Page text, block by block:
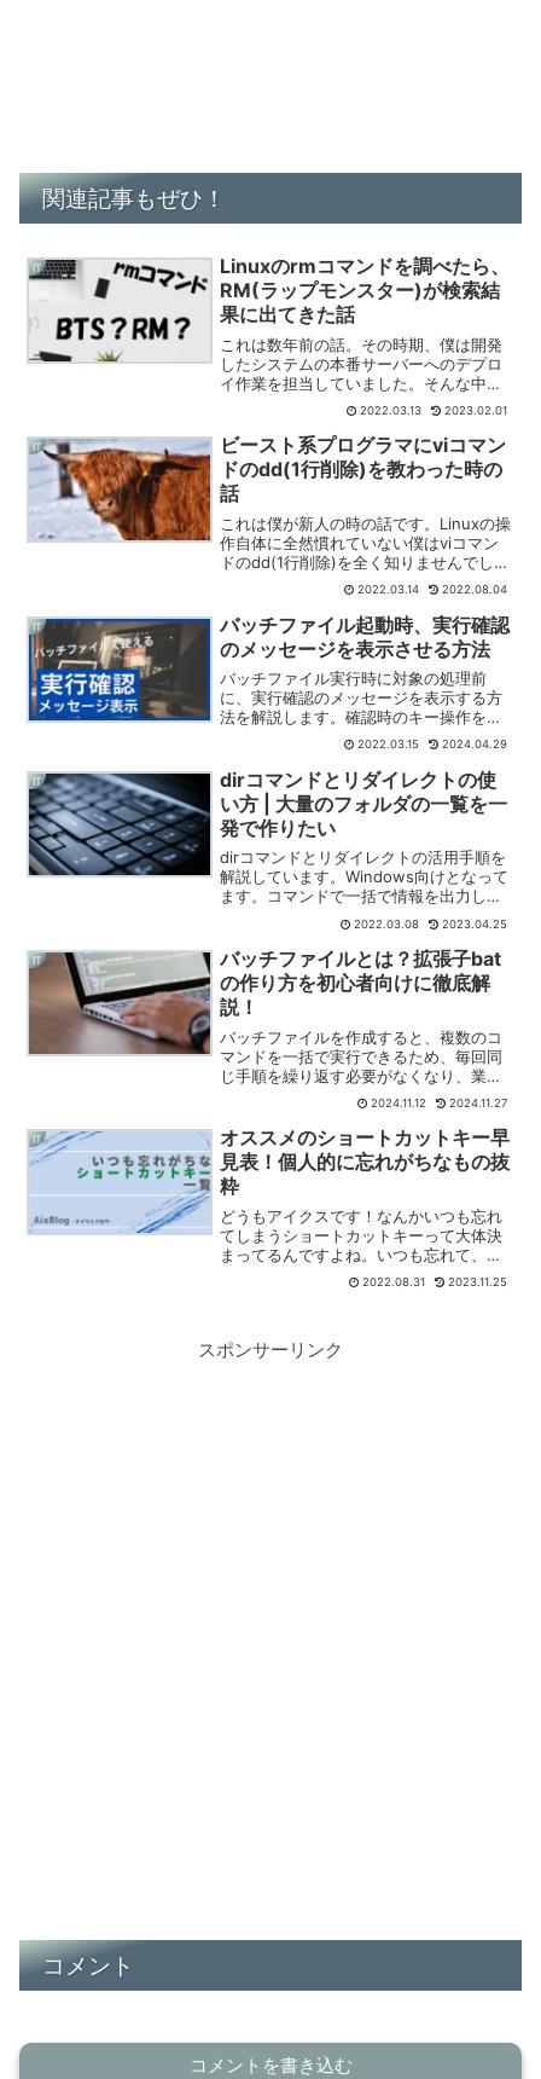
関連記事もぜひ！
IT
Linuxのrmコマンドを調べたら、
RM(ラップモンスター)が検索結
果に出てきた話
これは数年前の話。その時期、僕は開発
したシステムの本番サーバーへのデプロ
イ作業を担当していました。そんな中、
rmコマンドを調べていたら、韓国アイド
ルのRMさんが検索結果に出てきたという
だけの話です。
2022.03.13 2023.02.01
IT
ビースト系プログラマにviコマン
ドのdd(1行削除)を教わった時の
話
これは僕が新人の時の話です。Linuxの操
作自体に全然慣れていない僕はviコマン
ドのdd(1行削除)を全く知りませんでし
た。入力モードで「BackSpace連打」を
しまくって行を削除しているところをみ
て、その時同じプロジェクトにいたコミ
ュ障ビースト系プログラマの先輩にddを
教わった時の話です。
2022.03.14 2022.08.04
IT
バッチファイル起動時、実行確認
のメッセージを表示させる方法
バッチファイル実行時に対象の処理前
に、実行確認のメッセージを表示する方
法を解説します。確認時のキー操作を受
け付けて、その内容によって、実行する
かどうかの分岐も行います。バッチファ
イルって便利ですが、エクスプローラー
操作中に間違ってダブルクリックしちゃ
いそうで怖いですよね。
2022.03.15 2024.04.29
IT
dirコマンドとリダイレクトの使
い方 | 大量のフォルダの一覧を一
発で作りたい
dirコマンドとリダイレクトの活用手順を
解説しています。Windows向けとなって
ます。コマンドで一括で情報を出力し
て、お手軽に整理しちゃいましょう！フ
ォルダ構造が煩雑になり、大変な状況に
なっていることってよくありますよね。
2022.03.08 2023.04.25
IT
バッチファイルとは？拡張子bat
の作り方を初心者向けに徹底解
説！
バッチファイルを作成すると、複数のコ
マンドを一括で実行できるため、毎回同
じ手順を繰り返す必要がなくなり、業務
効率が上がりますよね。特にプログラミ
ング初心者やITスキルを磨きたい方にと
って、バッチファイルの基本を学ぶこと
は結構良い勉強になるこ...
2024.11.12 2024.11.27
IT
オススメのショートカットキー早
見表！個人的に忘れがちなもの抜
粋
どうもアイクスです！なんかいつも忘れ
てしまうショートカットキーって大体決
まってるんですよね。いつも忘れて、そ
していつも調べなおしています。個人的
に忘れがちなショートカットキーをまと
2022.08.31 2023.11.25
スポンサーリンク
コメント
コメントを書き込む